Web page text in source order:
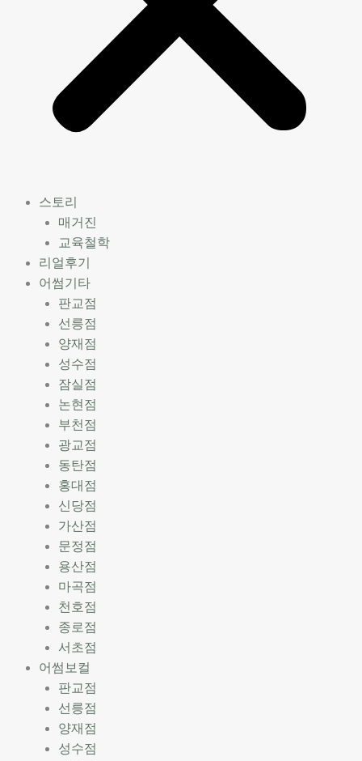
스토리
매거진
교육철학
리얼후기
어썸기타
판교점
선릉점
양재점
성수점
잠실점
논현점
부천점
광교점
동탄점
홍대점
신당점
가산점
문정점
용산점
마곡점
천호점
종로점
서초점
어썸보컬
판교점
선릉점
양재점
성수점